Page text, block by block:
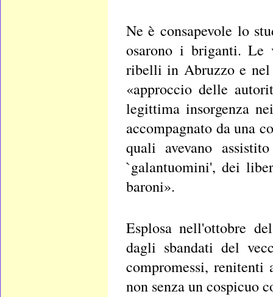
Ne è consapevole lo
osarono i briganti.
ribelli in Abruzzo e nel
«approccio delle
legittima insorgenza
accompagnato da una
quali avevano
`galantuomini', dei
baroni».
Esplosa nell'ottobre
dagli sbandati del
compromessi,
non senza un cospicuo